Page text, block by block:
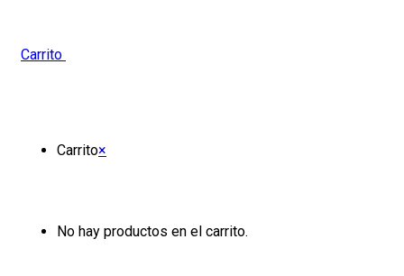
Carrito
Carrito×
No hay productos en el carrito.